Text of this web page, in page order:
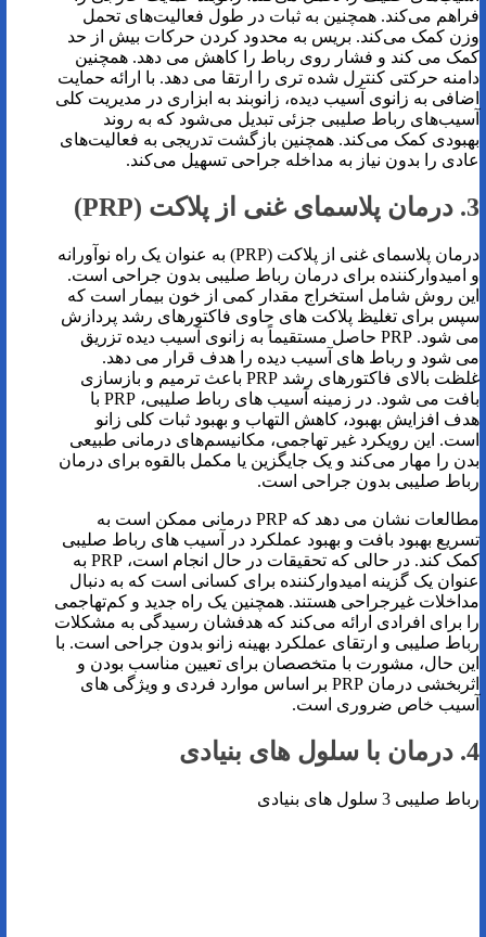
فراهم می‌کند. همچنین به ثبات در طول فعالیت‌های تحمل
وزن کمک می‌کند. بریس به محدود کردن حرکات بیش از حد
کمک می کند و فشار روی رباط را کاهش می دهد. همچنین
دامنه حرکتی کنترل شده تری را ارتقا می دهد. با ارائه حمایت
اضافی به زانوی آسیب دیده، زانوبند به ابزاری در مدیریت کلی
آسیب‌های رباط صلیبی جزئی تبدیل می‌شود که به روند
بهبودی کمک می‌کند. همچنین بازگشت تدریجی به فعالیت‌های
عادی را بدون نیاز به مداخله جراحی تسهیل می‌کند.
3. درمان پلاسمای غنی از پلاکت (PRP)
درمان پلاسمای غنی از پلاکت (PRP) به عنوان یک راه نوآورانه
و امیدوارکننده برای درمان رباط صلیبی بدون جراحی است.
این روش شامل استخراج مقدار کمی از خون بیمار است که
سپس برای تغلیظ پلاکت های حاوی فاکتورهای رشد پردازش
می شود. PRP حاصل مستقیماً به زانوی آسیب دیده تزریق
می شود و رباط های آسیب دیده را هدف قرار می دهد.
غلظت بالای فاکتورهای رشد PRP باعث ترمیم و بازسازی
بافت می شود. در زمینه آسیب های رباط صلیبی، PRP با
هدف افزایش بهبود، کاهش التهاب و بهبود ثبات کلی زانو
است. این رویکرد غیر تهاجمی، مکانیسم‌های درمانی طبیعی
بدن را مهار می‌کند و یک جایگزین یا مکمل بالقوه برای درمان
رباط صلیبی بدون جراحی است.
مطالعات نشان می دهد که PRP درمانی ممکن است به
تسریع بهبود بافت و بهبود عملکرد در آسیب های رباط صلیبی
کمک کند. در حالی که تحقیقات در حال انجام است، PRP به
عنوان یک گزینه امیدوارکننده برای کسانی است که به دنبال
مداخلات غیرجراحی هستند. همچنین یک راه جدید و کم‌تهاجمی
را برای افرادی ارائه می‌کند که هدفشان رسیدگی به مشکلات
رباط صلیبی و ارتقای عملکرد بهینه زانو بدون جراحی است. با
این حال، مشورت با متخصصان برای تعیین مناسب بودن و
اثربخشی درمان PRP بر اساس موارد فردی و ویژگی های
آسیب خاص ضروری است.
4. درمان با سلول های بنیادی
رباط صلیبی 3 سلول های بنیادی